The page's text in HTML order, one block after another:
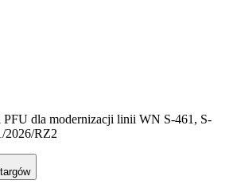
PFU dla modernizacji linii WN S-461, S-
2026/RZ2